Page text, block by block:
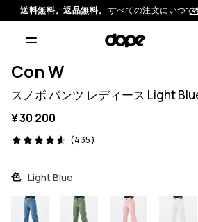
送料無料。返品無料。 すべての注文にいつ
Con W
スノボ パンツ レディース Light
¥ 30 200
(435)
435 レビュー, 4.6/5
色 Light Blue